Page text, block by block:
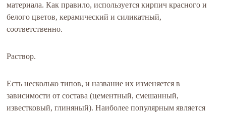
материала. Как правило, используется кирпич красного и
белого цветов, керамический и силикатный,
соответственно.
Раствор.
Есть несколько типов, и название их изменяется в
зависимости от состава (цементный, смешанный,
известковый, глиняный). Наиболее популярным является